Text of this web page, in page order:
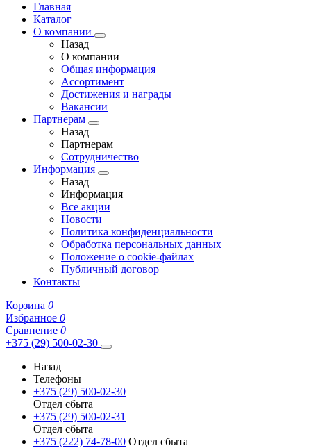
Главная
Каталог
О компании
Назад
О компании
Общая информация
Ассортимент
Достижения и награды
Вакансии
Партнерам
Назад
Партнерам
Сотрудничество
Информация
Назад
Информация
Все акции
Новости
Политика конфиденциальности
Обработка персональных данных
Положение о cookie-файлах
Публичный договор
Контакты
Корзина 0
Избранное 0
Сравнение 0
+375 (29) 500-02-30
Назад
Телефоны
+375 (29) 500-02-30
Отдел сбыта
+375 (29) 500-02-31
Отдел сбыта
+375 (222) 74-78-00 Отдел сбыта